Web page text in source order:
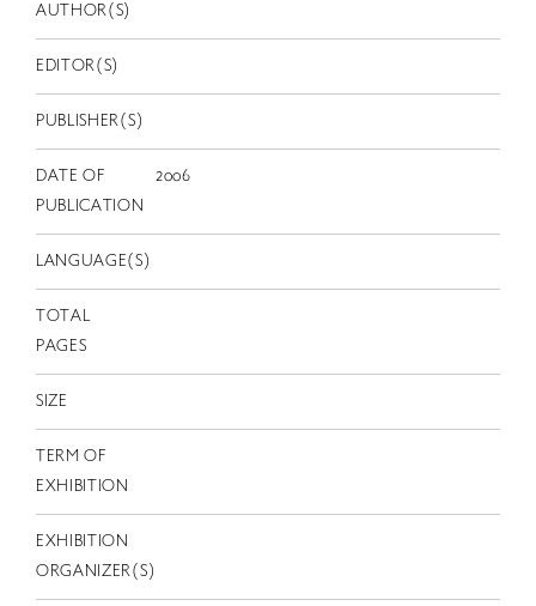
AUTHOR(S)
EDITOR(S)
PUBLISHER(S)
DATE OF
PUBLICATION
2006
LANGUAGE(S)
TOTAL
PAGES
SIZE
TERM OF
EXHIBITION
EXHIBITION
ORGANIZER(S)